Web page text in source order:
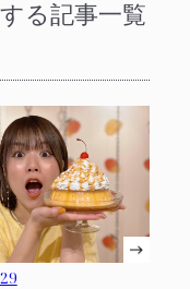
る記事一覧